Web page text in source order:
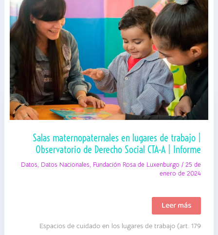
Salas maternopaternales en lugares de trabajo |
Observatorio de Derecho Social CTA-A | Informe
Datos, Datos Nacionales, Fundación Rosa de Luxenburgo /25 de
enero de 2024
Salas
en
lugares
Leer más
Espacios de cuidado en los lugares de trabajo (art. 179